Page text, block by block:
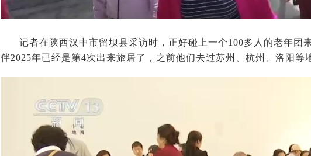
记者在陕西汉中市留坝县采访时，正好碰上一个100多人的老年团
伴2025年已经是第4次出来旅居了，之前他们去过苏州、杭州、洛阳等